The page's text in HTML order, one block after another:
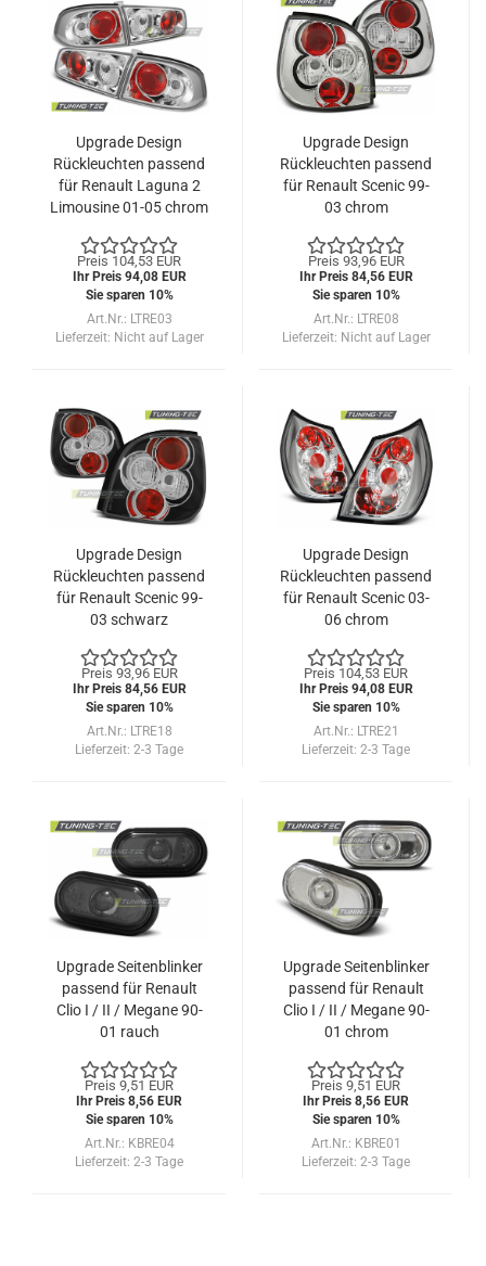
Upgrade Design
Rückleuchten passend
für Renault Laguna 2
Limousine 01-05 chrom
Preis 104,53 EUR
Ihr Preis 94,08 EUR
Sie sparen 10%
Art.Nr.: LTRE03
Lieferzeit: Nicht auf Lager
Upgrade Design
Rückleuchten passend
für Renault Scenic 99-
03 chrom
Preis 93,96 EUR
Ihr Preis 84,56 EUR
Sie sparen 10%
Art.Nr.: LTRE08
Lieferzeit: Nicht auf Lager
Upgrade Design
Rückleuchten passend
für Renault Scenic 99-
03 schwarz
Preis 93,96 EUR
Ihr Preis 84,56 EUR
Sie sparen 10%
Art.Nr.: LTRE18
Lieferzeit: 2-3 Tage
Upgrade Design
Rückleuchten passend
für Renault Scenic 03-
06 chrom
Preis 104,53 EUR
Ihr Preis 94,08 EUR
Sie sparen 10%
Art.Nr.: LTRE21
Lieferzeit: 2-3 Tage
Upgrade Seitenblinker
passend für Renault
Clio I / II / Megane 90-
01 rauch
Preis 9,51 EUR
Ihr Preis 8,56 EUR
Sie sparen 10%
Art.Nr.: KBRE04
Lieferzeit: 2-3 Tage
Upgrade Seitenblinker
passend für Renault
Clio I / II / Megane 90-
01 chrom
Preis 9,51 EUR
Ihr Preis 8,56 EUR
Sie sparen 10%
Art.Nr.: KBRE01
Lieferzeit: 2-3 Tage